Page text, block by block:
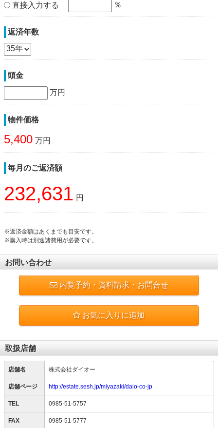
直接入力する ％
返済年数
頭金
万円
物件価格
5,400 万円
毎月のご返済額
232,631 円
※返済金額はあくまでも目安です。
※購入時は別途諸費用が必要です。
お問い合わせ
内覧予約・資料請求・お問合せ
お気に入りに追加
取扱店舗
店舗名 株式会社ダイオー
店舗ページ http://estate.sesh.jp/miyazaki/daio-co-jp
TEL 0985-51-5757
FAX 0985-51-5777